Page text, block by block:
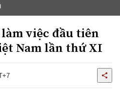
việc đầu tiên
Nam lần thứ XI